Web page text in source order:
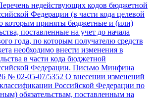
недействующих кодов бюджетной
Федерации (в части кода целевой
которым приняты бюджетные и (или)
поставленные на учет до начала
года, по которым получателю средств
необходимо внести изменения в
в части кода бюджетной
Федерации. Письмо Минфина
№ 02-05-07/5352 О внесении изменений
Российской Федерации по
обязательствам, поставленным на